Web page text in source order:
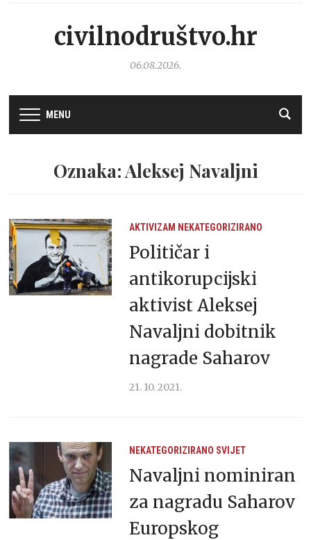
civilnodruštvo.hr
06.08.2026.
MENU
Oznaka: Aleksej Navaljni
AKTIVIZAM NEKATEGORIZIRANO
Političar i
antikorupcijski
aktivist Aleksej
Navaljni dobitnik
nagrade Saharov
21. 10. 2021.
NEKATEGORIZIRANO SVIJET
Navaljni nominiran
za nagradu Saharov
Europskog